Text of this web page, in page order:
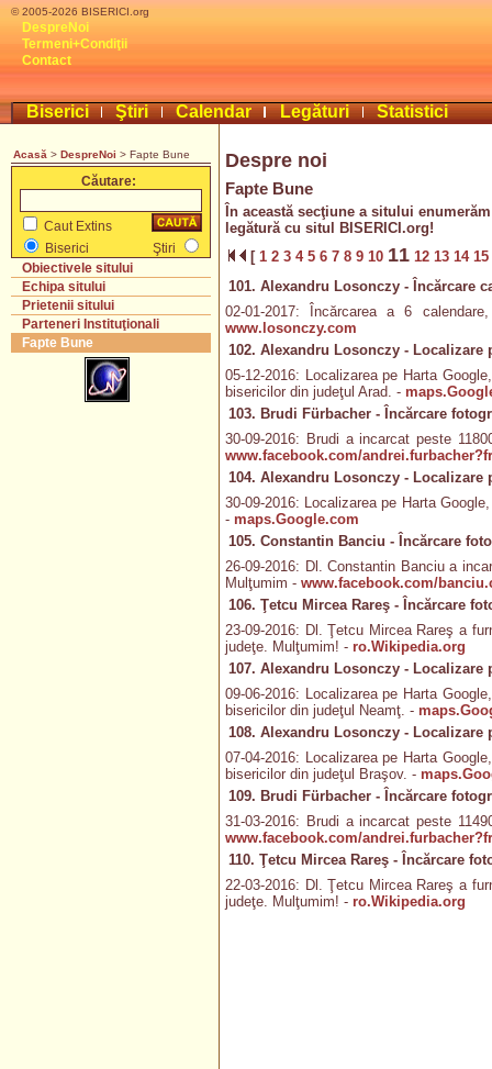
© 2005-2026 BISERICI.org
DespreNoi
Termeni+Condiţii
Contact
Biserici Ştiri Calendar Legături Statistici
Acasă > DespreNoi > Fapte Bune
Căutare:
Caut Extins
Biserici
Ştiri
Obiectivele sitului
Echipa sitului
Prietenii sitului
Parteneri Instituţionali
Fapte Bune
Despre noi
Fapte Bune
În această secţiune a sitului
legătură cu situl BISERICI.org!
[1 2 3 4 5 6 7 8 9 10 11 12 13 14 15
101. Alexandru Losonczy - Încărcare
02-01-2017: Încărcarea a 6
www.losonczy.com
102. Alexandru Losonczy - Localizare
05-12-2016: Localizarea pe Harta
bisericilor din judeţul Arad. -
103. Brudi Fürbacher - Încărcare
30-09-2016: Brudi a incarcat peste
www.facebook.com/
104. Alexandru Losonczy - Localizare
30-09-2016: Localizarea pe Harta
- maps.Google.com
105. Constantin Banciu - Încărcare
26-09-2016: Dl. Constantin Banciu a
Mulţumim - www.facebook.com/
106. Ţetcu Mircea Rareş - Încărcare
23-09-2016: Dl. Ţetcu Mircea Rareş a
judeţe. Mulţumim! - ro.Wikipedia.org
107. Alexandru Losonczy - Localizare
09-06-2016: Localizarea pe Harta
bisericilor din judeţul Neamţ. -
108. Alexandru Losonczy - Localizare
07-04-2016: Localizarea pe Harta
bisericilor din judeţul Braşov. -
109. Brudi Fürbacher - Încărcare
31-03-2016: Brudi a incarcat peste
www.facebook.com/
110. Ţetcu Mircea Rareş - Încărcare
22-03-2016: Dl. Ţetcu Mircea Rareş a
judeţe. Mulţumim! - ro.Wikipedia.org